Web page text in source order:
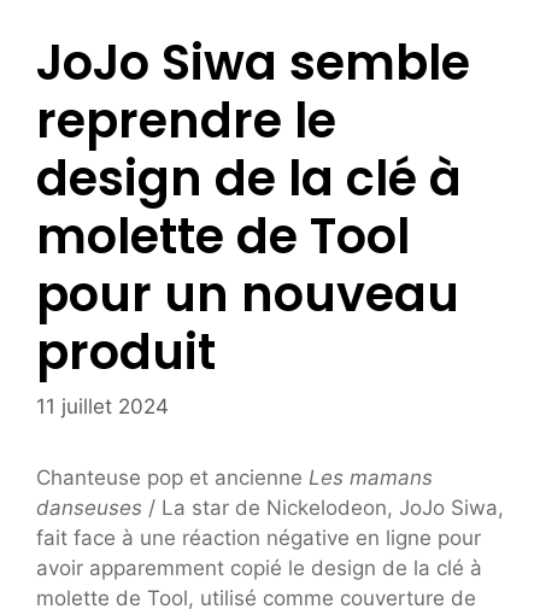
JoJo Siwa semble
reprendre le
design de la clé à
molette de Tool
pour un nouveau
produit
11 juillet 2024
Chanteuse pop et ancienne Les mamans
danseuses / La star de Nickelodeon, JoJo Siwa,
fait face à une réaction négative en ligne pour
avoir apparemment copié le design de la clé à
molette de Tool, utilisé comme couverture de